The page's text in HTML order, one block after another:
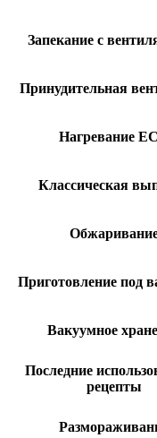
Запекание с
Принудительная
Нагревание
Классическая
Приготовление под
Вакуумное
Последние
рецепты